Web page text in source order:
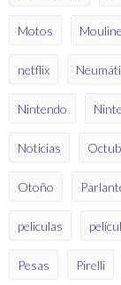
Motos
netflix
Nintendo
Noticias
Otoño
peliculas
Pesas Pirelli